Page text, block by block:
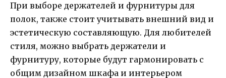
При выборе держателей и фурнитуры для
полок, также стоит учитывать внешний вид и
эстетическую составляющую. Для любителей
стиля, можно выбрать держатели и
фурнитуру, которые будут гармонировать с
общим дизайном шкафа и интерьером